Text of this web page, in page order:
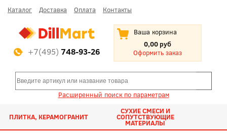
Каталог Доставка Оплата Контакты
+7(495) 748-93-26
Ваша корзина
0,00 руб
Оформить заказ
Расширенный поиск по параметрам
ПЛИТКА, КЕРАМОГРАНИТ
СУХИЕ СМЕСИ И
СОПУТСТВУЮЩИЕ
МАТЕРИАЛЫ